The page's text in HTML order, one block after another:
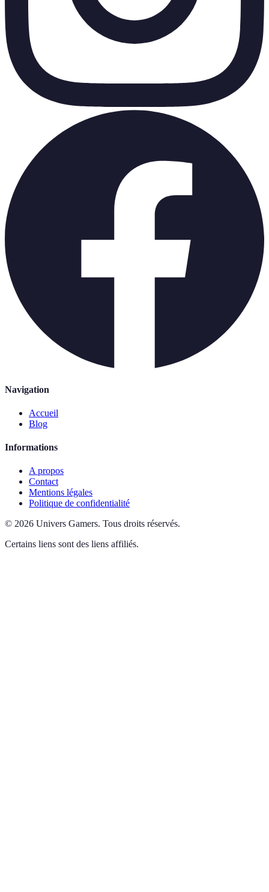
Navigation
Accueil
Blog
Informations
A propos
Contact
Mentions légales
Politique de confidentialité
© 2026 Univers Gamers. Tous droits réservés.
Certains liens sont des liens affiliés.